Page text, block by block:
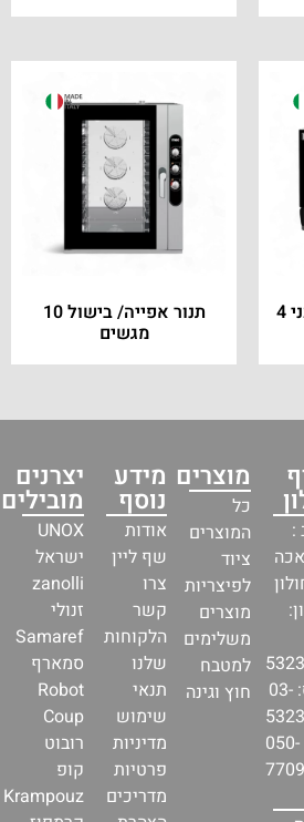
תנור אפייה/ בישול מכני 4 תנור אפייה/ בישול 10
מגשים
03-
050-
מוצרים
כל
המוצרים
ציוד
לפיצריות
מוצרים
משלימים
למטבח
חוץ וגינה
מידע
נוסף
אודות
שף ליין
צרו
קשר
הלקוחות
שלנו
תנאי
שימוש
מדיניות
פרטיות
מדריכים
יצרנים
מובילים
UNOX
ישראל
zanolli
זנולי
Samaref
סמארף
Robot
Coup
רובוט
קופ
Krampouz